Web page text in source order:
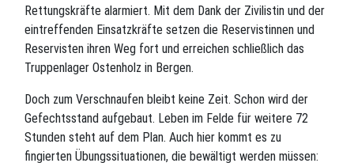
Rettungskräfte alarmiert. Mit dem Dank der Zivilistin und der
eintreffenden Einsatzkräfte setzen die Reservistinnen und
Reservisten ihren Weg fort und erreichen schließlich das
Truppenlager Ostenholz in Bergen.
Doch zum Verschnaufen bleibt keine Zeit. Schon wird der
Gefechtsstand aufgebaut. Leben im Felde für weitere 72
Stunden steht auf dem Plan. Auch hier kommt es zu
fingierten Übungssituationen, die bewältigt werden müssen: